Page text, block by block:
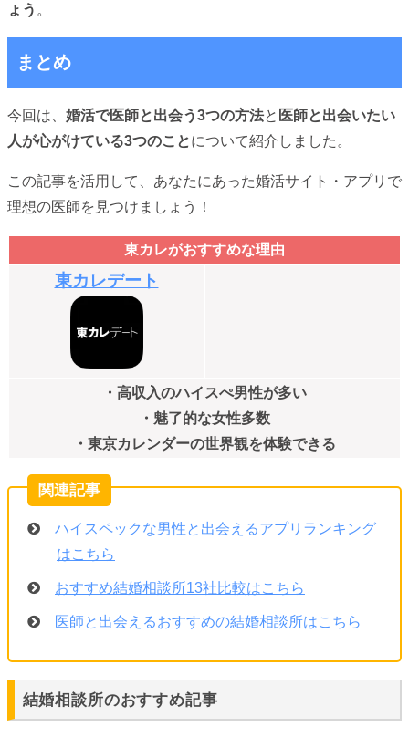
ょう 。
まとめ
今回は、 婚活で医師と出会う3つの方法と 医師と出会いたい
人が心がけている3つのことについて紹介しました。
この記事を活用して、あなたにあった婚活サイト・アプリで
理想の医師を見つけましょう！
東カレがおすすめな理由
東カレデート
・高収入のハイスぺ男性が多い
・魅了的な女性多数
・東京カレンダーの世界観を体験できる
ハイスペックな男性と出会えるアプリランキング
はこちら
おすすめ結婚相談所13社比較はこちら
医師と出会えるおすすめの結婚相談所はこちら
結婚相談所のおすすめ記事